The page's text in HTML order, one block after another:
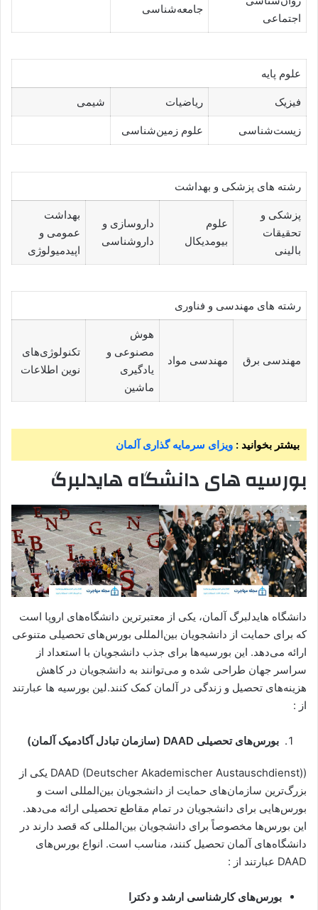
اجتماعی
جامعه‌شناسی
علوم پایه
فیزیک ریاضیات شیمی
زیست‌شناسی علوم زمین‌شناسی
رشته های پزشکی و بهداشت
پزشکی و
تحقیقات
بالینی
علوم
بیومدیکال
داروسازی و
داروشناسی
بهداشت
عمومی و
اپیدمیولوژی
رشته های مهندسی و فناوری
مهندسی برق مهندسی مواد
هوش
مصنوعی و
یادگیری
ماشین
تکنولوژی‌های
نوین اطلاعات
بیشتر بخوانید : ویزای سرمایه گذاری آلمان
بورسیه های دانشگاه هایدلبرگ
دانشگاه هایدلبرگ آلمان، یکی از معتبرترین دانشگاه‌های اروپا است
که برای حمایت از دانشجویان بین‌المللی بورس‌های تحصیلی متنوعی
ارائه می‌دهد. این بورسیه‌ها برای جذب دانشجویان با استعداد از
سراسر جهان طراحی شده و می‌توانند به دانشجویان در کاهش
هزینه‌های تحصیل و زندگی در آلمان کمک کنند.لین بورسیه ها عبارتند
از :
بورس‌های تحصیلی DAAD (سازمان تبادل آکادمیک آلمان)
(DAAD (Deutscher Akademischer Austauschdienst) یکی از
بزرگ‌ترین سازمان‌های حمایت از دانشجویان بین‌المللی است و
بورس‌هایی برای دانشجویان در تمام مقاطع تحصیلی ارائه می‌دهد.
این بورس‌ها مخصوصاً برای دانشجویان بین‌المللی که قصد دارند در
دانشگاه‌های آلمان تحصیل کنند، مناسب است. انواع بورس‌های
DAAD عبارتند از :
بورس‌های کارشناسی ارشد و دکترا